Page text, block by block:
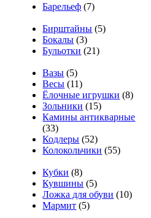
Барельеф (7)
Бирштайны (5)
Бокалы (3)
Бульотки (21)
Вазы (5)
Весы (11)
Ёлочные игрушки (8)
Зольники (15)
Камины антикварные
(33)
Кодлеры (52)
Колокольчики (55)
Кубки (8)
Кувшины (5)
Ложка для обуви (10)
Мармит (5)